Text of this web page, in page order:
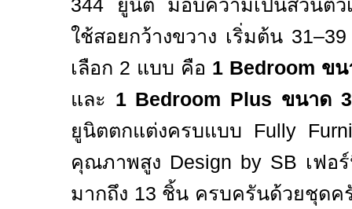
344 ยูนิต มอบความเป็นส่วนตั
ใช้สอยกว้างขวาง เริ่มต้น
เลือก 2 แบบ คือ 1 Bedroom ข
และ 1 Bedroom Plus ขนาด
ยูนิตตกแต่งครบแบบ Fully
คุณภาพสูง Design by SB เฟอ
มากถึง 13 ชิ้น ครบครันด้วยชุดค